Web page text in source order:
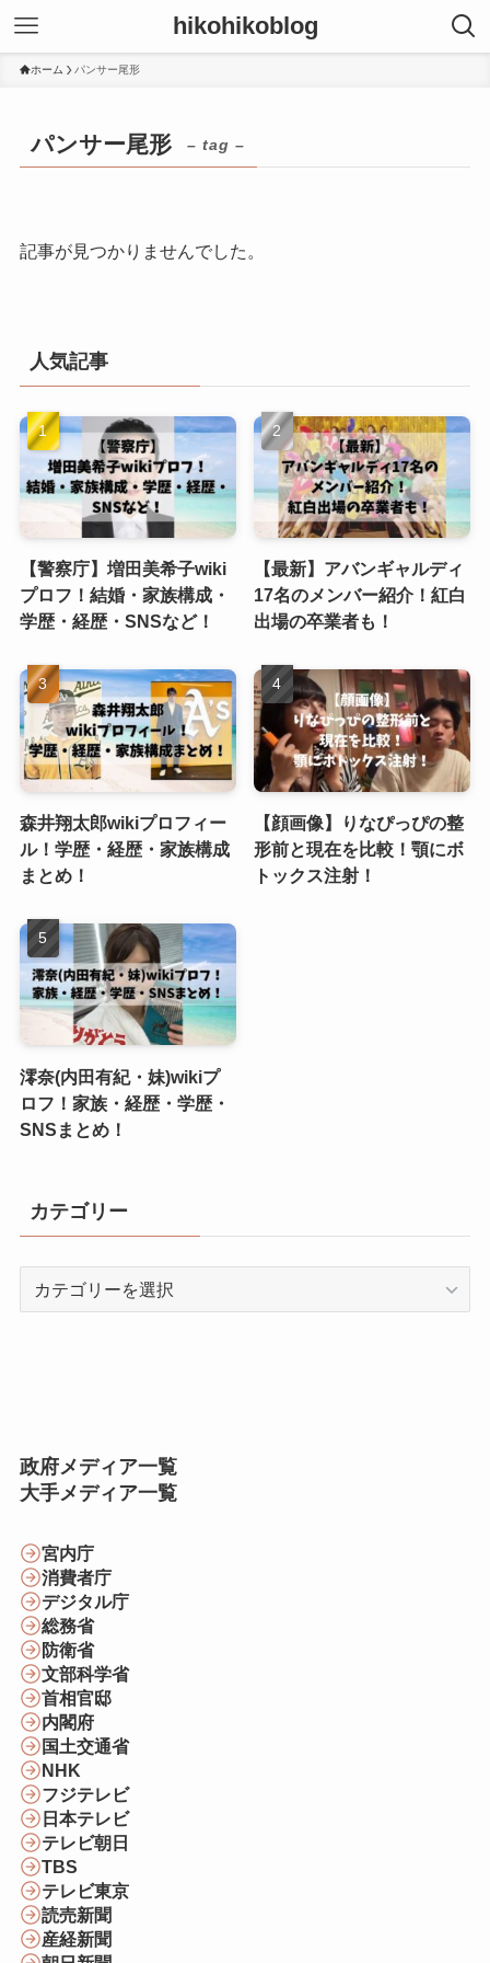
hikohikoblog
ホーム パンサー尾形
パンサー尾形 – tag –
記事が見つかりませんでした。
人気記事
【警察庁】増田美希子wiki
プロフ！結婚・家族構成・
学歴・経歴・SNSなど！
【最新】アバンギャルディ
17名のメンバー紹介！紅白
出場の卒業者も！
森井翔太郎wikiプロフィー
ル！学歴・経歴・家族構成
まとめ！
【顔画像】りなぴっぴの整
形前と現在を比較！顎にボ
トックス注射！
澪奈(内田有紀・妹)wikiプ
ロフ！家族・経歴・学歴・
SNSまとめ！
カテゴリー
政府メディア一覧
大手メディア一覧
宮内庁
消費者庁
デジタル庁
総務省
防衛省
文部科学省
首相官邸
内閣府
国土交通省
NHK
フジテレビ
日本テレビ
テレビ朝日
TBS
テレビ東京
読売新聞
産経新聞